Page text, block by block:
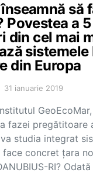
să
Povestea a
din cel mai
din Europa
31 ianuarie 2019
fazei pregătitoare
studia integrat
face concret țara
RI?